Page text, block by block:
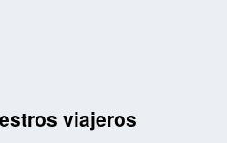
viajeros